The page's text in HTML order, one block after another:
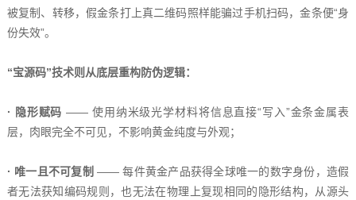
被复制、转移，假金条打上真二维码照样能骗过手机扫码，金条便“身
份失效”。
“宝源码”技术则从底层重构防伪逻辑：
· 隐形赋码—— 使用纳米级光学材料将信息直接“写入”金条金属表
层，肉眼完全不可见，不影响黄金纯度与外观；
· 唯一且不可复制—— 每件黄金产品获得全球唯一的数字身份，造假
者无法获知编码规则，也无法在物理上复现相同的隐形结构，从源头